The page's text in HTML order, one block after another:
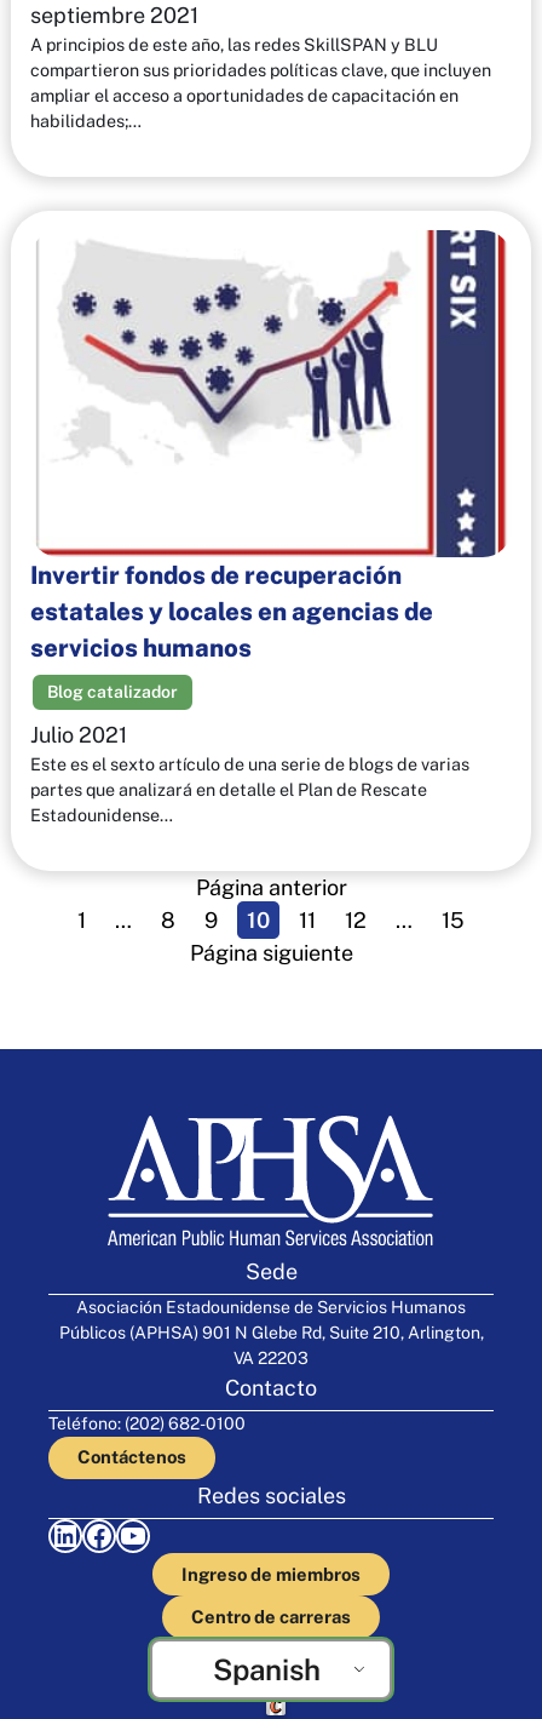
septiembre 2021
A principios de este año, las redes SkillSPAN y BLU
compartieron sus prioridades políticas clave, que incluyen
ampliar el acceso a oportunidades de capacitación en
habilidades;…
Invertir fondos de recuperación
estatales y locales en agencias de
servicios humanos
Blog catalizador
Julio 2021
Este es el sexto artículo de una serie de blogs de varias
partes que analizará en detalle el Plan de Rescate
Estadounidense…
Página anterior
1
… 8 9 10 11 12 …
15
Página siguiente
Sede
Asociación Estadounidense de Servicios Humanos
Públicos (APHSA) 901 N Glebe Rd, Suite 210, Arlington,
VA 22203
Contacto
Teléfono: (202) 682-0100
Contáctenos
Redes sociales
LinkedIn Facebook YouTube
Ingreso de miembros
Centro de carreras
Spanish
Elaborado por Cornershop Creative